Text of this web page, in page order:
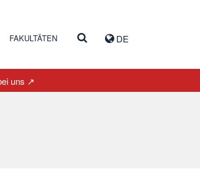
DE
FAKULTÄTEN
uns ↗